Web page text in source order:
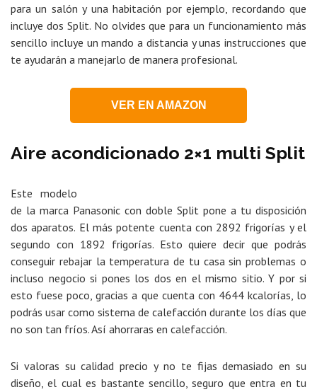
para un salón y una habitación por ejemplo, recordando que
incluye dos Split. No olvides que para un funcionamiento más
sencillo incluye un mando a distancia y unas instrucciones que
te ayudarán a manejarlo de manera profesional.
VER EN AMAZON
Aire acondicionado 2×1 multi Split
Este modelo
de la marca Panasonic con doble Split pone a tu disposición
dos aparatos. El más potente cuenta con 2892 frigorías y el
segundo con 1892 frigorías. Esto quiere decir que podrás
conseguir rebajar la temperatura de tu casa sin problemas o
incluso negocio si pones los dos en el mismo sitio. Y por si
esto fuese poco, gracias a que cuenta con 4644 kcalorías, lo
podrás usar como sistema de calefacción durante los días que
no son tan fríos. Así ahorraras en calefacción.
Si valoras su calidad precio y no te fijas demasiado en su
diseño, el cual es bastante sencillo, seguro que entra en tu